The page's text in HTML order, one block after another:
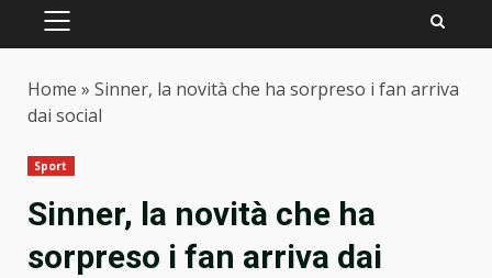
PRIMARY
Home » Sinner, la novità che ha sorpreso i fan arriva
dai social
Sport
Sinner, la novità che ha
sorpreso i fan arriva dai